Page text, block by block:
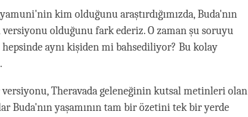
kim olduğunu araştırdığımızda, Buda'nın
olduğunu fark ederiz. O zaman şu soruyu
aynı kişiden mi bahsediliyor? Bu kolay
Theravada geleneğinin kutsal metinleri olan
Buda'nın yaşamının tam bir özetini tek bir yerde